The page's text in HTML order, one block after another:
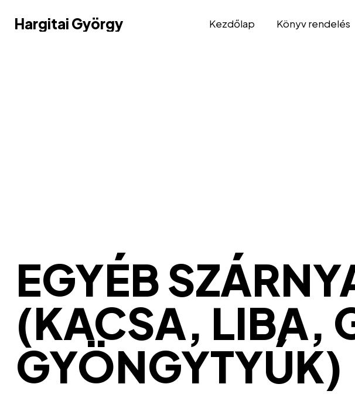
Hargitai György
Hargitai György Kezdőlap Könyv rendelés
EGYÉB
(KACSA, LIBA,
GYÖNGYTYÚK)